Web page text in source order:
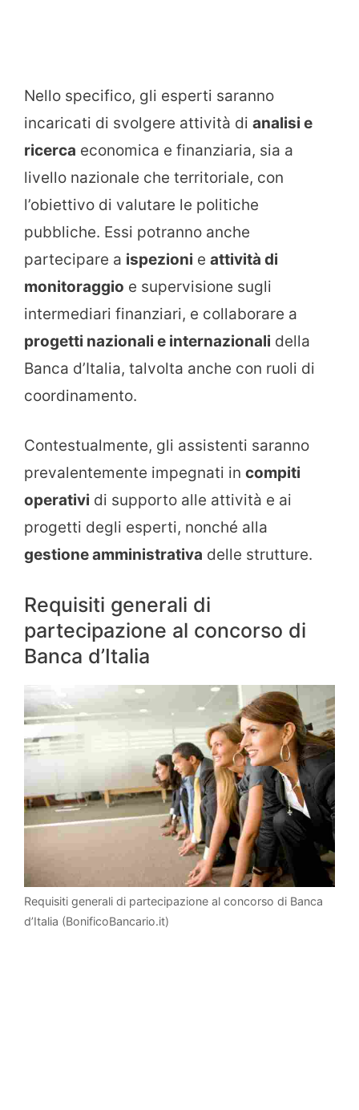
Nello specifico, gli esperti saranno
incaricati di svolgere attività di analisi e
ricerca economica e finanziaria, sia a
livello nazionale che territoriale, con
l’obiettivo di valutare le politiche
pubbliche. Essi potranno anche
partecipare a ispezioni e attività di
monitoraggio e supervisione sugli
intermediari finanziari, e collaborare a
progetti nazionali e internazionali della
Banca d’Italia, talvolta anche con ruoli di
coordinamento.
Contestualmente, gli assistenti saranno
prevalentemente impegnati in compiti
operativi di supporto alle attività e ai
progetti degli esperti, nonché alla
gestione amministrativa delle strutture.
Requisiti generali di
partecipazione al concorso di
Banca d’Italia
Requisiti generali di partecipazione al concorso di Banca
d’Italia (BonificoBancario.it)